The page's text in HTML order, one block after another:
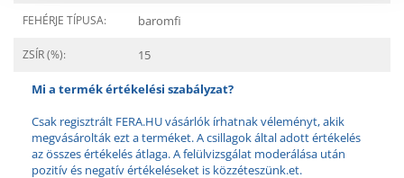
FEHÉRJE TÍPUSA: baromfi
ZSÍR (%): 15
Mi a termék értékelési szabályzat?
Csak regisztrált FERA.HU vásárlók írhatnak véleményt, akik
megvásárolták ezt a terméket. A csillagok által adott értékelés
az összes értékelés átlaga. A felülvizsgálat moderálása után
pozitív és negatív értékeléseket is közzéteszünk.et.